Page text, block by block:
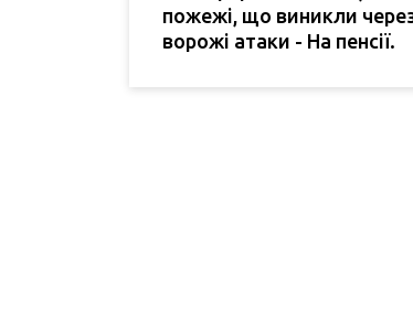
пожежі, що виникли
ворожі атаки - На пенсії.